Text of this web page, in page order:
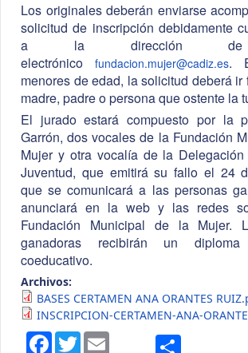
Los originales deberán enviarse
solicitud de inscripción debidamente
a la dirección de
electrónico fundacion.mujer@cadiz.es.
menores de edad, la solicitud deberá ir
madre, padre o persona que ostente la
El jurado estará compuesto por la
Garrón, dos vocales de la Fundación
Mujer y otra vocalía de la
Juventud, que emitirá su fallo el 24
que se comunicará a las personas
anunciará en la web y las redes
Fundación Municipal de la Mujer.
ganadoras recibirán un
coeducativo.
Archivos:
BASES CERTAMEN ANA ORANTES
INSCRIPCION-CERTAMEN-ANA-
Facebook
Twitter